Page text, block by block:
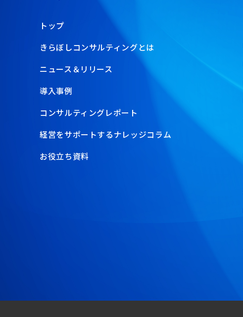
トップ
きらぼしコンサルティングとは
ニュース＆リリース
導入事例
コンサルティングレポート
経営をサポートするナレッジコラム
お役立ち資料